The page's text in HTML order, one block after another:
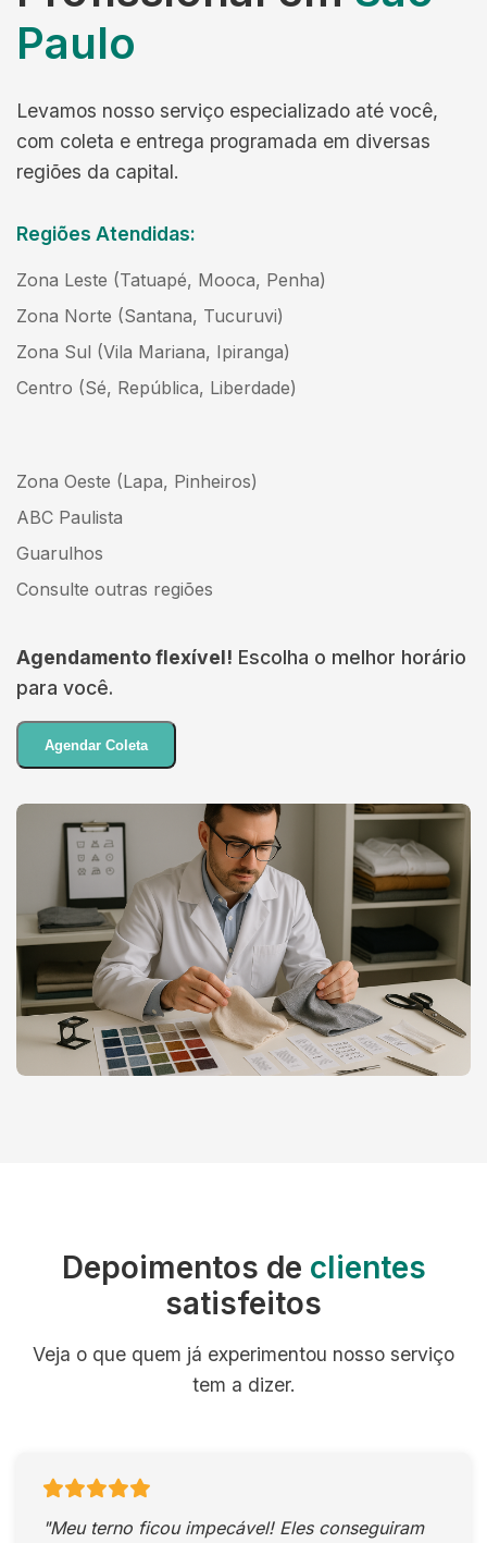
Paulo
Levamos nosso serviço especializado até você,
com coleta e entrega programada em diversas
regiões da capital.
Regiões Atendidas:
Zona Leste (Tatuapé, Mooca, Penha)
Zona Norte (Santana, Tucuruvi)
Zona Sul (Vila Mariana, Ipiranga)
Centro (Sé, República, Liberdade)
Zona Oeste (Lapa, Pinheiros)
ABC Paulista
Guarulhos
Consulte outras regiões
Agendamento flexível! Escolha o melhor horário
para você.
Agendar Coleta
Depoimentos de clientes
satisfeitos
Veja o que quem já experimentou nosso serviço
tem a dizer.
"Meu terno ficou impecável! Eles conseguiram